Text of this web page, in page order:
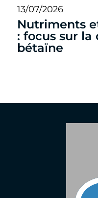
13/07/2026
Nutriments
: focus sur la
bétaïne